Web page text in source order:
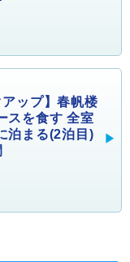
アップ】春帆楼
スを食す 全室
泊まる(2泊目)